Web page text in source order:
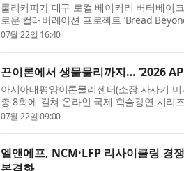
룰리커피가 대구 로컬 베이커리 버터베이
로운 컬래버레이션 프로젝트 ‘Bread
룰리커피 가창점과 고모점에서는 버터베
07월 22일 16:40
끈이론에서 생물물리까지… ‘2026
아시아태평양이론물리센터(소장 사사키
총 8회에 걸쳐 온라인 국제 학술강연 시리
는 ‘끈이론에서 생물물리까지, 이론물리학
07월 22일 09:00
엘앤에프, NCM·LFP 리사이클링 경